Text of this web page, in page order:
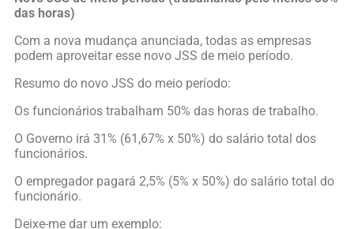
das horas)
Com a nova mudança anunciada, todas as empresas
podem aproveitar esse novo JSS de meio período.
Resumo do novo JSS do meio período:
Os funcionários trabalham 50% das horas de trabalho.
O Governo irá 31% (61,67% x 50%) do salário total dos
funcionários.
O empregador pagará 2,5% (5% x 50%) do salário total do
funcionário.
Deixe-me dar um exemplo: